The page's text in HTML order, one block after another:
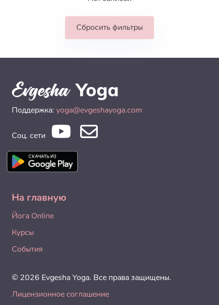
Сбросить фильтры
Поддержка: yoga@evgeshayoga.com
Соц. сети
На главную
Йога Online
Курсы
События
© 2026 Evgesha Yoga. Все права защищены.
Лицензионное соглашение